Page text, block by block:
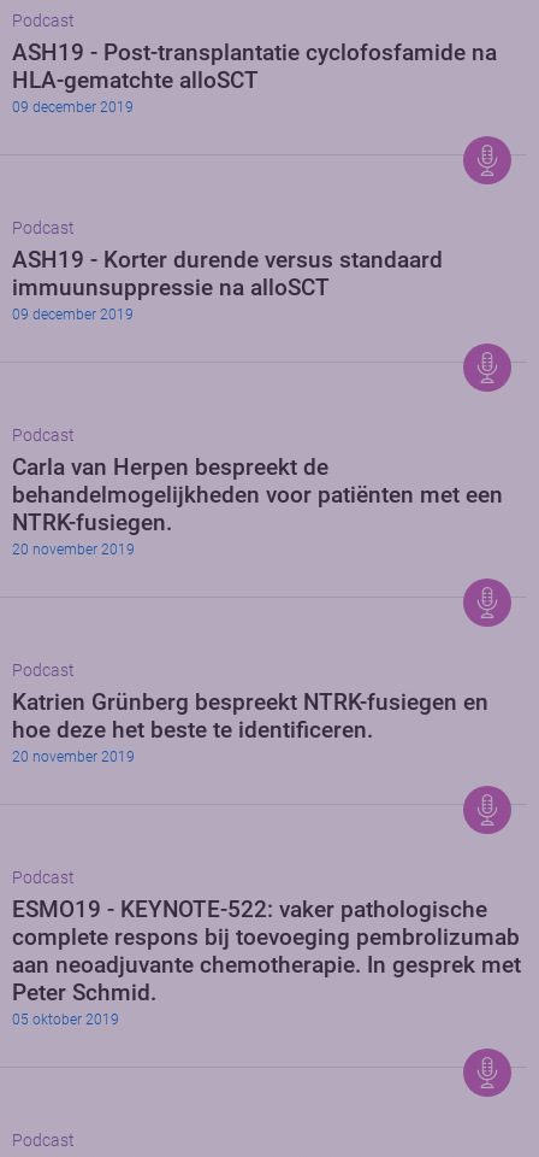
Podcast
ASH19 - Post-transplantatie cyclofosfamide na
HLA-gematchte alloSCT
09 december 2019
Podcast
ASH19 - Korter durende versus standaard
immuunsuppressie na alloSCT
09 december 2019
Podcast
Carla van Herpen bespreekt de
behandelmogelijkheden voor patiënten met een
NTRK-fusiegen.
20 november 2019
Podcast
Katrien Grünberg bespreekt NTRK-fusiegen en
hoe deze het beste te identificeren.
20 november 2019
Podcast
ESMO19 - KEYNOTE-522: vaker pathologische
complete respons bij toevoeging pembrolizumab
aan neoadjuvante chemotherapie. In gesprek met
Peter Schmid.
05 oktober 2019
Podcast